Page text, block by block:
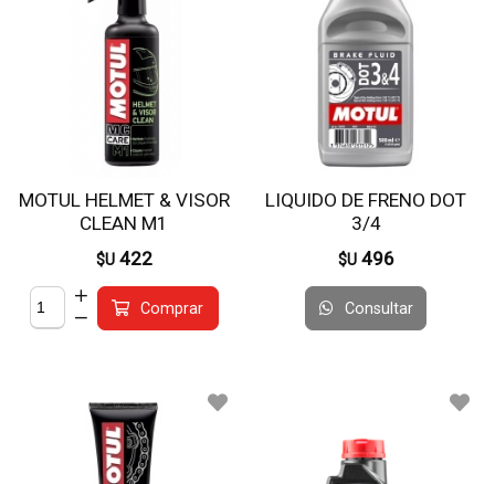
MOTUL HELMET & VISOR
CLEAN M1
$U 422
Comprar
LIQUIDO DE FRENO DOT
3/4
$U 496
Consultar